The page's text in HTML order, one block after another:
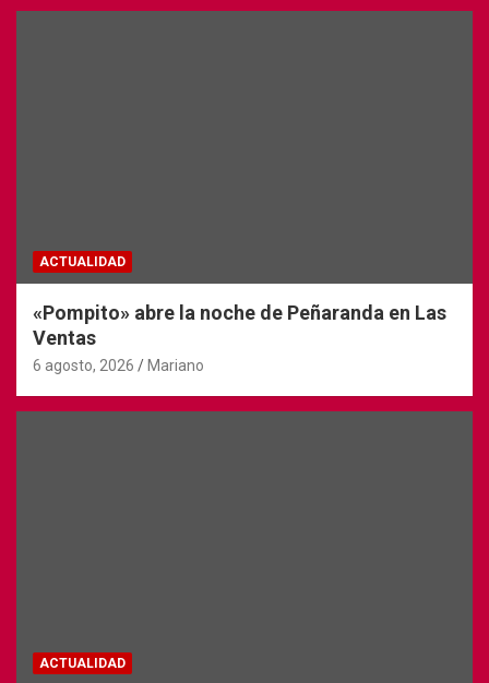
ACTUALIDAD
«Pompito» abre la noche de Peñaranda en Las
Ventas
6 agosto, 2026 Mariano
ACTUALIDAD